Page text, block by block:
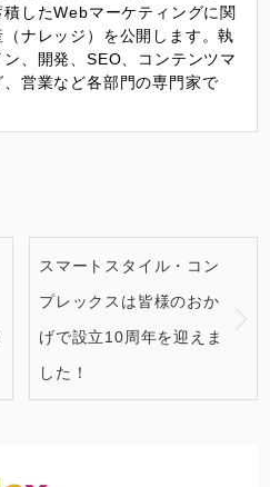
したWebマーケティングに関
ナレッジ）を公開します。執
、開発、SEO、コンテンツマ
、営業など各部門の専門家で
スマートスタイル・コン
プレックスは皆様のおか
げで設立10周年を迎えま
した！